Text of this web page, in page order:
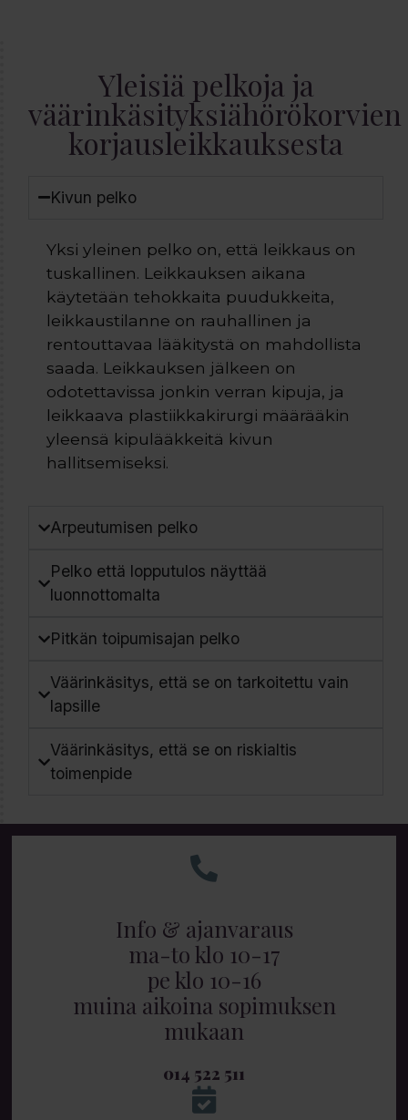
Yleisiä pelkoja ja
väärinkäsityksiähörökorvien
korjausleikkauksesta
Kivun pelko
Yksi yleinen pelko on, että leikkaus on
tuskallinen. Leikkauksen aikana
käytetään tehokkaita puudukkeita,
leikkaustilanne on rauhallinen ja
rentouttavaa lääkitystä on mahdollista
saada. Leikkauksen jälkeen on
odotettavissa jonkin verran kipuja, ja
leikkaava plastiikkakirurgi määrääkin
yleensä kipulääkkeitä kivun
hallitsemiseksi.
Arpeutumisen pelko
Pelko että lopputulos näyttää
luonnottomalta
Pitkän toipumisajan pelko
Väärinkäsitys, että se on tarkoitettu vain
lapsille
Väärinkäsitys, että se on riskialtis
toimenpide
Info & ajanvaraus
ma-to klo 10-17
pe klo 10-16
muina aikoina sopimuksen
mukaan
014 522 511